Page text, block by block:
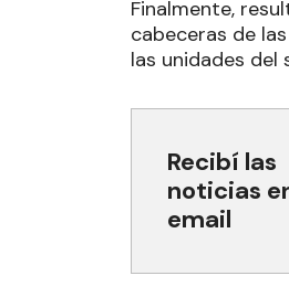
Finalmente,
cabeceras de
las unidades
Recibí las
noticias
email